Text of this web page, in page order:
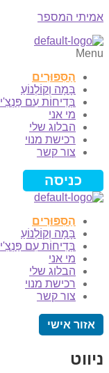
אמיתי המספר
Menu
הַסִּפּוּרִים
בָּמָה וְקוֹלְנוֹעַ
בְּדִיחוֹת עִם פַּנְצִ'י
מי אני
הבלוג שלי
רכישת מנוי
צור קשר
כניסה
הַסִּפּוּרִים
בָּמָה וְקוֹלְנוֹעַ
בְּדִיחוֹת עִם פַּנְצִ'י
מי אני
הבלוג שלי
רכישת מנוי
צור קשר
אזור אישי
ניווט